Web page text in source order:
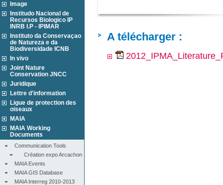
Image
Institudo Nacional de
Recursos Biologico IP
INRB I.P - IPIMAR
Instituto da Conservaçao
de Natureza e da
Biodiversidade ICNB
In vivo
Joint Nature
Conservation JNCC
Juridique
Lettre d'information
Ligue de protection des
oiseaux
MAIA
MAIA Working
Documents
Communication Tools
Création expo Arcachon
MAIA Events
MAIA GIS Database
MAIA Interreg 2010-2013
A télécharger :